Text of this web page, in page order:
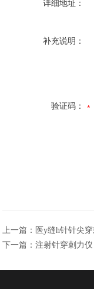
详细地址：
补充说明：
验证码：
上一篇： 医y缝h针针尖
下一篇： 注射针穿刺力仪